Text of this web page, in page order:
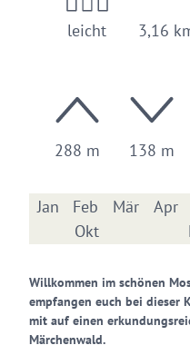
leicht 3,16
288 m 138 m
Jan Feb Mär Apr
Okt
Willkommen im schönen
empfangen euch bei dieser
mit auf einen
Märchenwald.